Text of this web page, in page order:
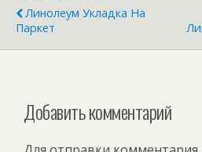
Линолеум Укладка На
Паркет
Добавить комментарий